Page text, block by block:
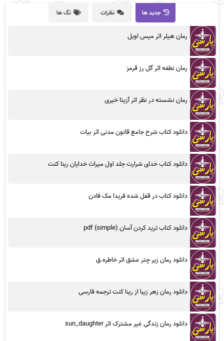
جدید ها نظرات تگ ها
رمان هیلر اثر میس اویل
رمان نطفه اثر گل رز قرمز
رمان نشسته در نظر اثر آزیتا خیری
دانلود کتاب شرح جامع قانون مدنی اثر بیات
دانلود کتاب خدای شرارت جلد اول میراث خدایان رینا کنت
دانلود کتاب در قفل شده فریدا مک فادن
دانلود کتاب ترید کردن آسان (simple) pdf
دانلود رمان زیر چتر عشق اثر خاطره.ق
دانلود رمان زهر زیبا از رینا کنت ترجمه فارسی
دانلود رمان زندگی غیر مشترک اثر sun_daughter